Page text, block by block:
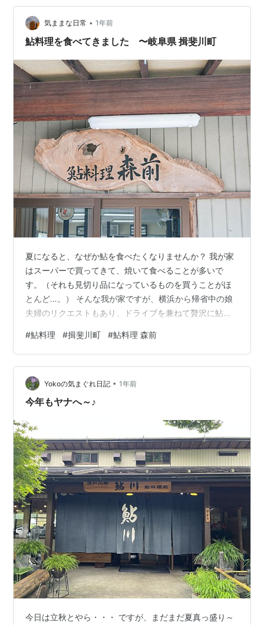
い？」 尋ねても返事はありません あぁ～ 塩焼きが一番
うまい！ 目の前は清らかな板取川 締めは鮎雑炊 鮎づく
しを堪能しま…
気ままな日常 • 1年前
鮎料理を食べてきました 〜岐阜県 揖斐川町
夏になると、なぜか鮎を食べたくなりませんか？ 我が家
はスーパーで買ってきて、焼いて食べることが多いで
す。（それも見切り品になっているものを買うことがほ
とんど…。） そんな我が家ですが、横浜から帰省中の娘
夫婦のリクエストもあり、ドライブを兼ねて贅沢に鮎料
踊り」が開催されていることもあり、渋滞と混雑を避け
るために、岐阜県 揖斐川町方面へ車を走らせます。 よく
ある「やな」に行こうかとも考えましたが、この日の揖
斐川町の予想最高気温は37度。クーラーの効いたところ
良いということで、娘夫婦が探してくれた「鮎料理 森
#鮎料理 #揖斐川町 #鮎料理 森前
Yokoの気まぐれ日記 • 1年前
今年もヤナへ～♪
今日は立秋とやら・・・ ですが、まだまだ夏真っ盛り～